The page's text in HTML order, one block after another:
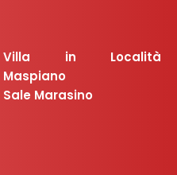
Villa in Località
Maspiano
Sale Marasino